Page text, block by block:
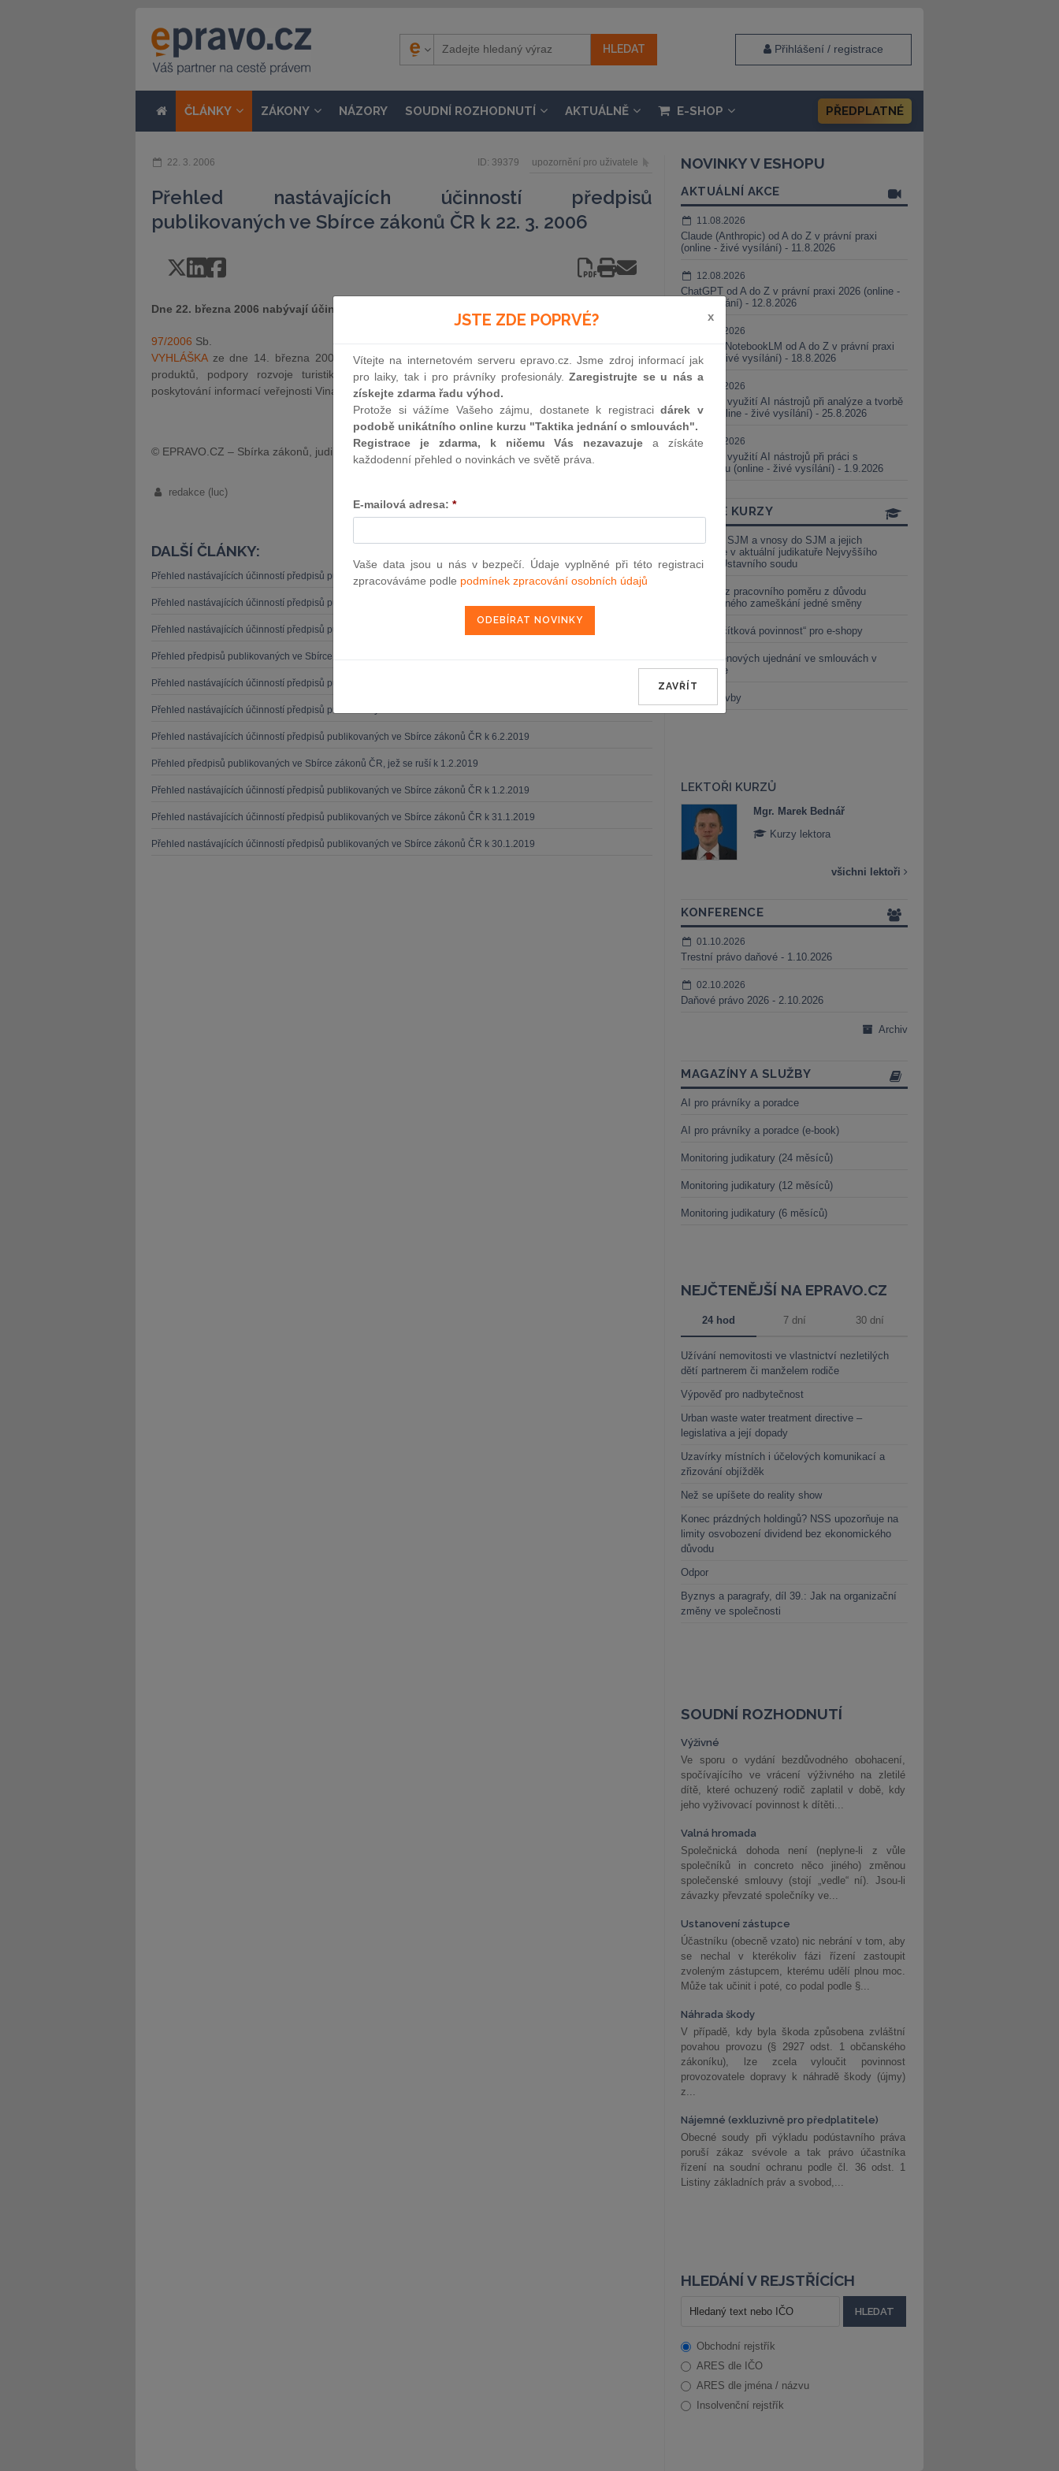
Přihlášení / registrace
ČLÁNKY ZÁKONY NÁZORY SOUDNÍ ROZHODNUTÍ AKTUÁLNĚ E-SHOP PŘEDPLATNÉ
22. 3. 2006 ID: 39379 upozornění pro uživatele
Přehled nastávajících účinností předpisů
publikovaných ve Sbírce zákonů ČR k 22. 3. 2006
Dne 22. března 2006 nabývají účinnosti:
97/2006 Sb.
VYHLÁŠKAze dne 14. března 2006 o předpokladech a způsobu podpory marketingu a prodeje
produktů, podpory rozvoje turistiky v oblasti vinohradnictví a vinařství a podrobnostech o
poskytování informací veřejnosti Vinařským fondem
© EPRAVO.CZ – Sbírka zákonů, judikatura, právo | www.epravo.cz
redakce (luc)
DALŠÍ ČLÁNKY:
Přehled nastávajících účinností předpisů publikovaných ve Sbírce zákonů ČR k 27.2.2019
Přehled nastávajících účinností předpisů publikovaných ve Sbírce zákonů ČR k 22.2.2019
Přehled nastávajících účinností předpisů publikovaných ve Sbírce zákonů ČR k 16.2.2019
Přehled předpisů publikovaných ve Sbírce zákonů ČR, jež se ruší k 15.2.2019
Přehled nastávajících účinností předpisů publikovaných ve Sbírce zákonů ČR k 15.2.2019
Přehled nastávajících účinností předpisů publikovaných ve Sbírce zákonů ČR k 9.2.2019
Přehled nastávajících účinností předpisů publikovaných ve Sbírce zákonů ČR k 6.2.2019
Přehled předpisů publikovaných ve Sbírce zákonů ČR, jež se ruší k 1.2.2019
Přehled nastávajících účinností předpisů publikovaných ve Sbírce zákonů ČR k 1.2.2019
Přehled nastávajících účinností předpisů publikovaných ve Sbírce zákonů ČR k 31.1.2019
Přehled nastávajících účinností předpisů publikovaných ve Sbírce zákonů ČR k 30.1.2019
NOVINKY V ESHOPU
AKTUÁLNÍ AKCE
11.08.2026
Claude (Anthropic) od A do Z v právní praxi
(online - živé vysílání) - 11.8.2026
12.08.2026
ChatGPT od A do Z v právní praxi 2026 (online -
živé vysílání) - 12.8.2026
18.08.2026
Gemini a NotebookLM od A do Z v právní praxi
(online - živé vysílání) - 18.8.2026
25.08.2026
Praktické využití AI nástrojů při analýze a tvorbě
smluv (online - živé vysílání) - 25.8.2026
01.09.2026
Praktické využití AI nástrojů při práci s
judikaturou (online - živé vysílání) - 1.9.2026
ONLINE KURZY
Vnosy ze SJM a vnosy do SJM a jejich
valorizace v aktuální judikatuře Nejvyššího
soudu a Ústavního soudu
Výpověď z pracovního poměru z důvodu
neomluveného zameškání jedné směny
Nová „tlačítková povinnost“ pro e-shopy
Změna cenových ujednání ve smlouvách v
energetice
Černé stavby
LEKTOŘI KURZŮ
JUDr. Tomáš Nielsen
JUDr. Tomáš Sokol
JUDr. Martin Maisner, Ph.D.,
Mgr. Marek Bednář
Kurzy lektora
všichni lektoři
KONFERENCE
01.10.2026
Trestní právo daňové - 1.10.2026
02.10.2026
Daňové právo 2026 - 2.10.2026
Archiv
MAGAZÍNY A SLUŽBY
AI pro právníky a poradce
AI pro právníky a poradce (e-book)
Monitoring judikatury (24 měsíců)
Monitoring judikatury (12 měsíců)
Monitoring judikatury (6 měsíců)
NEJČTENĚJŠÍ NA EPRAVO.CZ
24 hod 7 dní 30 dní
Užívání nemovitosti ve vlastnictví nezletilých
dětí partnerem či manželem rodiče
Výpověď pro nadbytečnost
Urban waste water treatment directive –
legislativa a její dopady
Uzavírky místních i účelových komunikací a
zřizování objížděk
Než se upíšete do reality show
Konec prázdných holdingů? NSS upozorňuje na
limity osvobození dividend bez ekonomického
důvodu
Odpor
Byznys a paragrafy, díl 39.: Jak na organizační
změny ve společnosti
SOUDNÍ ROZHODNUTÍ
Výživné
Ve sporu o vydání bezdůvodného obohacení,
spočívajícího ve vrácení výživného na zletilé
dítě, které ochuzený rodič zaplatil v době, kdy
jeho vyživovací povinnost k dítěti...
Valná hromada
Společnická dohoda není (neplyne-li z vůle
společníků in concreto něco jiného) změnou
společenské smlouvy (stojí „vedle“ ní). Jsou-li
závazky převzaté společníky ve...
Ustanovení zástupce
Účastníku (obecně vzato) nic nebrání v tom, aby
se nechal v kterékoliv fázi řízení zastoupit
zvoleným zástupcem, kterému udělí plnou moc.
Může tak učinit i poté, co podal podle §...
Náhrada škody
V případě, kdy byla škoda způsobena zvláštní
povahou provozu (§ 2927 odst. 1 občanského
zákoníku), lze zcela vyloučit povinnost
provozovatele dopravy k náhradě škody (újmy)
z...
Nájemné (exkluzivně pro předplatitele)
Obecné soudy při výkladu podústavního práva
poruší zákaz svévole a tak právo účastníka
řízení na soudní ochranu podle čl. 36 odst. 1
Listiny základních práv a svobod,...
HLEDÁNÍ V REJSTŘÍCÍCH
Obchodní rejstřík
ARES dle IČO
ARES dle jména / názvu
Insolvenční rejstřík
JSTE ZDE POPRVÉ? x
Vítejte na internetovém serveru epravo.cz. Jsme zdroj informací jak
pro laiky, tak i pro právníky profesionály.Zaregistrujte se u nás a
získejte zdarma řadu výhod.
Protože si vážíme Vašeho zájmu, dostanete k registracidárek v
podobě unikátního online kurzu "Taktika jednání o smlouvách".
Registrace je zdarma, k ničemu Vás nezavazuje a získáte
každodenní přehled o novinkách ve světě práva.
E-mailová adresa: *
Vaše data jsou u nás v bezpečí. Údaje vyplněné při této registraci
zpracováváme podle podmínek zpracování osobních údajů
ZAVŘÍT